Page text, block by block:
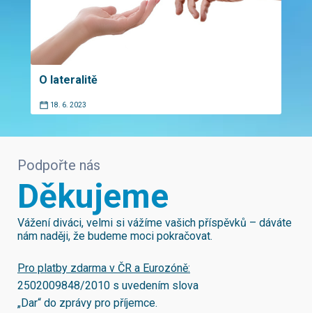
O lateralitě
18. 6. 2023
Podpořte nás
Děkujeme
Vážení diváci, velmi si vážíme vašich příspěvků – dáváte
nám naději, že budeme moci pokračovat.
Pro platby zdarma v ČR a Eurozóně:
2502009848/2010 s uvedením slova
„Dar“ do zprávy pro příjemce.